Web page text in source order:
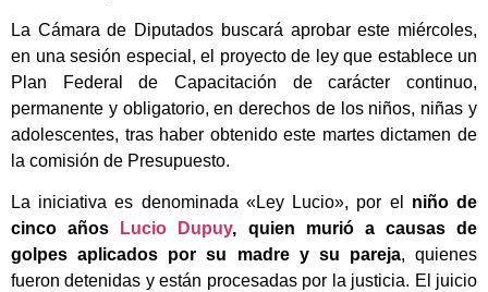
La Cámara de Diputados buscará aprobar este miércoles,
en una sesión especial, el proyecto de ley que establece un
Plan Federal de Capacitación de carácter continuo,
permanente y obligatorio, en derechos de los niños, niñas y
adolescentes, tras haber obtenido este martes dictamen de
la comisión de Presupuesto.
La iniciativa es denominada «Ley Lucio», por el niño de
cinco años
Lucio Dupuy, quien murió a causas de
golpes aplicados por su madre y su pareja, quienes
fueron detenidas y están procesadas por la justicia. El juicio